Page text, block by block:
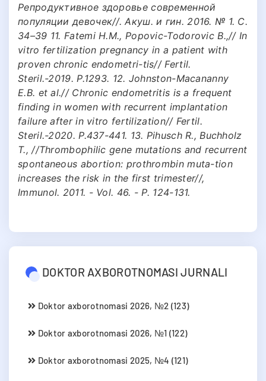
Репродуктивное здоровье современной
популяции девочек//. Акуш. и гин. 2016. № 1. С.
34–39 11. Fatemi Н.М., Popovic-Todorovic В.,// In
vitro fertilization pregnancy in a patient with
proven chronic endometri-tis// Fertil.
Steril.-2019. P.1293. 12. Johnston-Macananny
Е.В. et al.// Chronic endometritis is a frequent
finding in women with recurrent implantation
failure after in vitro fertilization// Fertil.
Steril.-2020. P.437-441. 13. Pihusch R., Buchholz
T., //Thrombophilic gene mutations and recurrent
spontaneous abortion: prothrombin muta-tion
increases the risk in the first trimester//,
Immunol. 2011. - Vol. 46. - P. 124-131.
DOKTOR AXBOROTNOMASI JURNALI
Doktor axborotnomasi 2026, №2 (123)
Doktor axborotnomasi 2026, №1 (122)
Doktor axborotnomasi 2025, №4 (121)